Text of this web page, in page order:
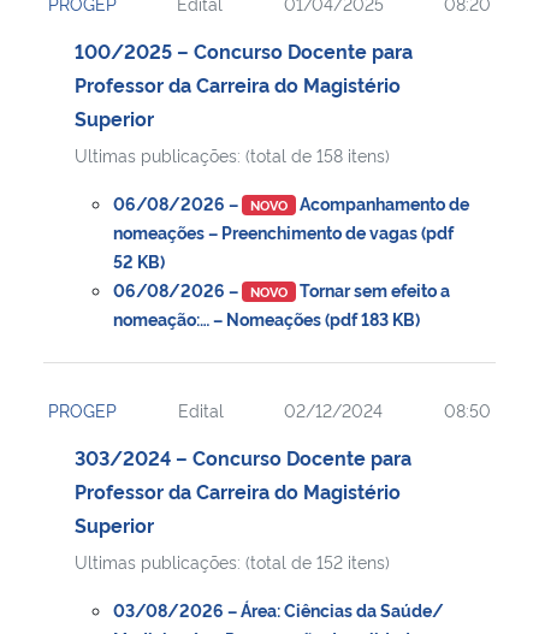
100/2025 – Concurso Docente para
Professor da Carreira do Magistério
Superior
Ultimas publicações: (total de 158 itens)
06/08/2026 – NOVO Acompanhamento de
nomeações – Preenchimento de vagas (pdf
52 KB)
06/08/2026 –
NOVO Tornar sem efeito a
nomeação:… – Nomeações (pdf 183 KB)
PROGEP Edital 02/12/2024 08:50
303/2024 – Concurso Docente para
Professor da Carreira do Magistério
Superior
Ultimas publicações: (total de 152 itens)
03/08/2026 – Área: Ciências da Saúde/